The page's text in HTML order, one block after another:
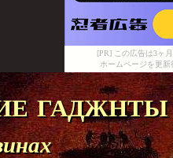
[PR] この広告は3ヶ
ホームページを更
гаджнты